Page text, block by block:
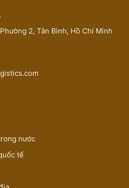
2, Tân Bình, Hồ Chí Minh
nước
tế